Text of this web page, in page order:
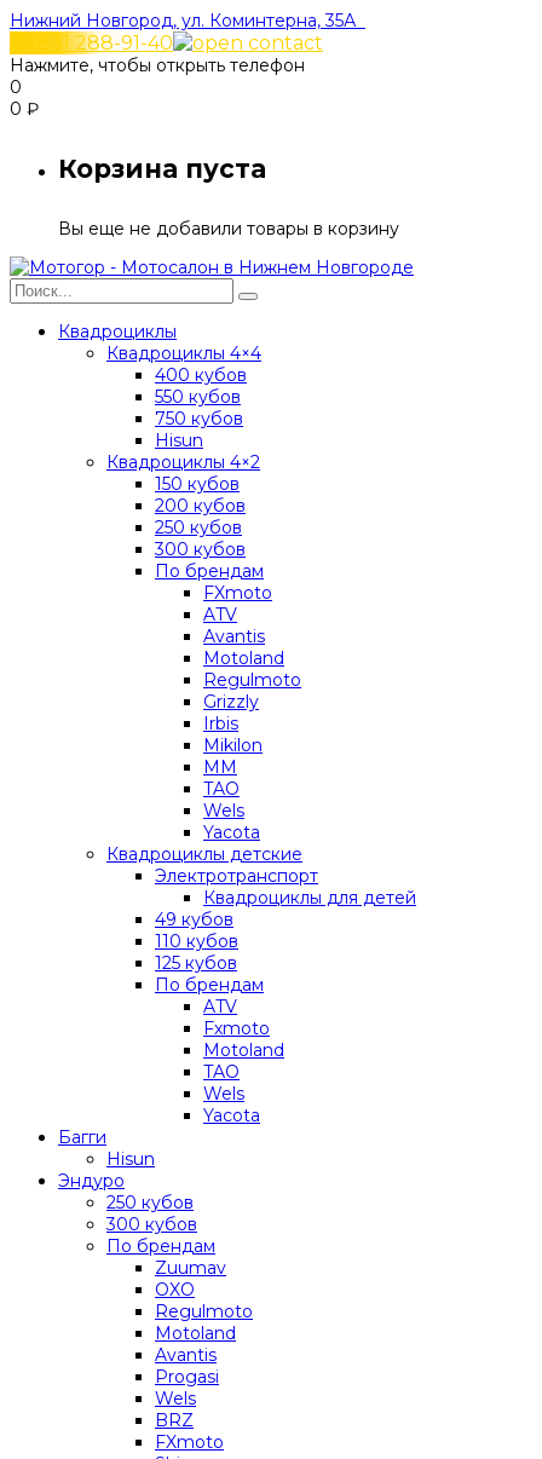
Нижний Новгород, ул. Коминтерна, 35А
+7 831 288-91-40
Нажмите, чтобы открыть телефон
0
0 ₽
Корзина пуста
Вы еще не добавили товары в корзину
Квадроциклы
Квадроциклы 4×4
400 кубов
550 кубов
750 кубов
Hisun
Квадроциклы 4×2
150 кубов
200 кубов
250 кубов
300 кубов
По брендам
FXmoto
ATV
Avantis
Motoland
Regulmoto
Grizzly
Irbis
Mikilon
MM
TAO
Wels
Yacota
Квадроциклы детские
Электротранспорт
Квадроциклы для детей
49 кубов
110 кубов
125 кубов
По брендам
ATV
Fxmoto
Motoland
TAO
Wels
Yacota
Багги
Hisun
Эндуро
250 кубов
300 кубов
По брендам
Zuumav
OXO
Regulmoto
Motoland
Avantis
Progasi
Wels
BRZ
FXmoto